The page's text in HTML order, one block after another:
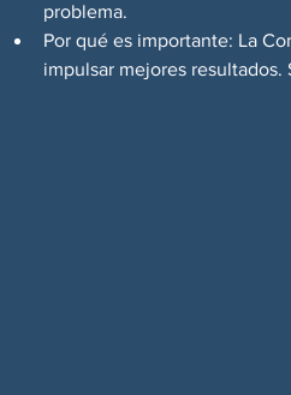
problema.
Por qué es importante: La
impulsar mejores